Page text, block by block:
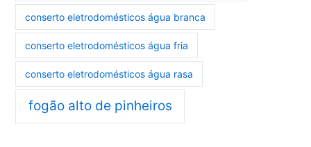
conserto eletrodomésticos água branca
conserto eletrodomésticos água fria
conserto eletrodomésticos água rasa
fogão alto de pinheiros